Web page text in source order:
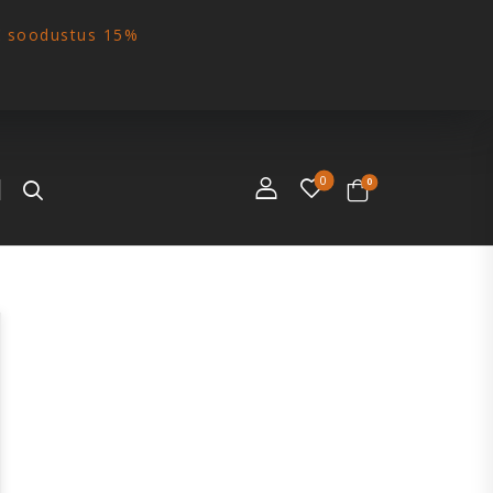
15%
0 0